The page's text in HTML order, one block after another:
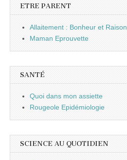
ETRE PARENT
Allaitement : Bonheur et Raison
Maman Eprouvette
SANTÉ
Quoi dans mon assiette
Rougeole Epidémiologie
SCIENCE AU QUOTIDIEN